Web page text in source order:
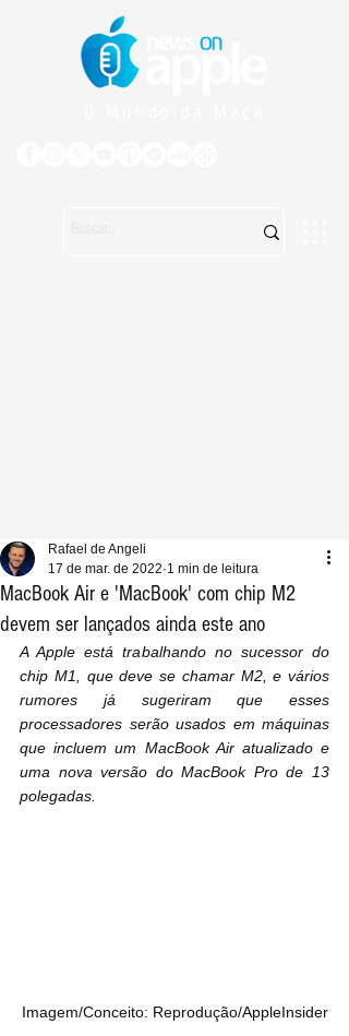
MacBook Air e 'MacBook' com chip M2
devem ser lançados ainda este ano
Rafael de Angeli
17 de mar. de 2022 1 min de leitura
A Apple está trabalhando no sucessor do
chip M1, que deve se chamar M2, e vários
rumores já sugeriram que esses
processadores serão usados ​​em máquinas
que incluem um MacBook Air atualizado e
uma nova versão do MacBook Pro de 13
polegadas.
Imagem/Conceito: Reprodução/AppleInsider